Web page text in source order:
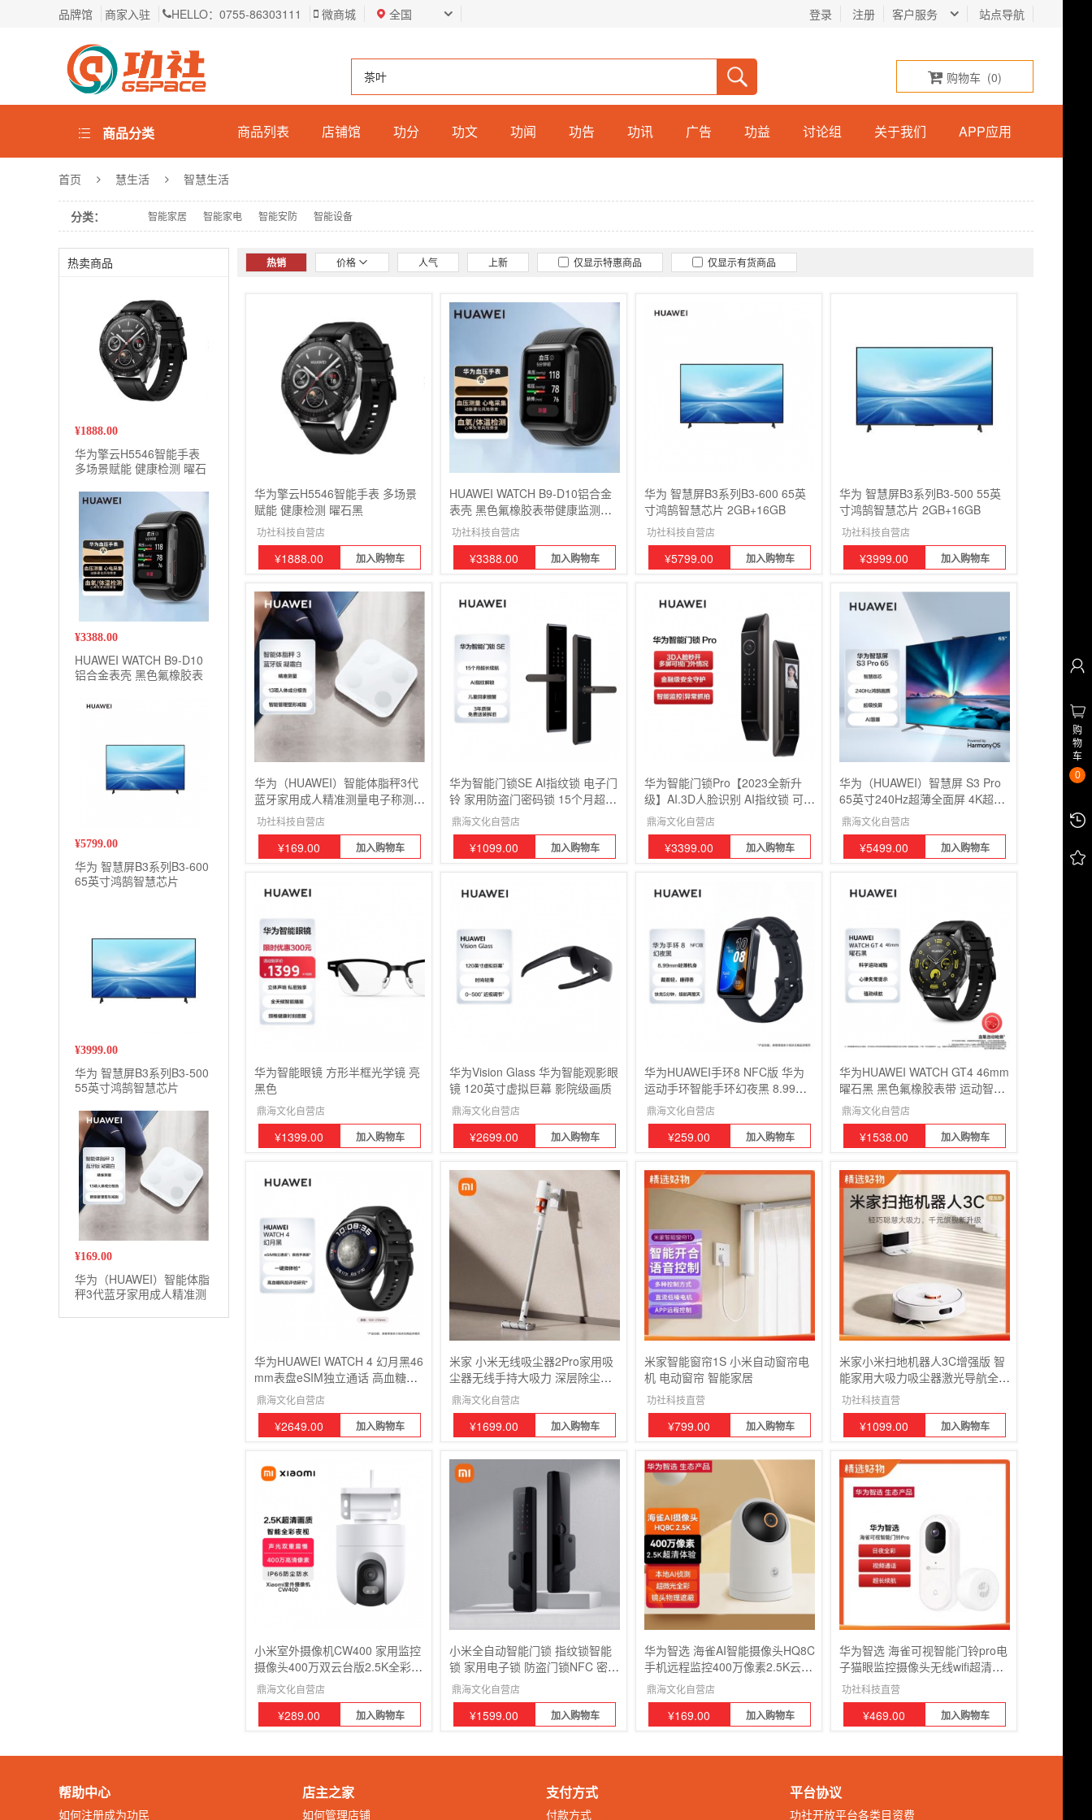
品牌馆 商家入驻 HELLO：0755-86303111 微商城 全国 客户服务 站点导航
登录 注册
购物车 (0)
商品列表 店铺馆 功分 功文 功闻 功告 功讯 广告 功益 讨论组 关于我们 APP应用
商品分类
首页 慧生活 智慧生活
分类： 智能家居 智能家电 智能安防 智能设备
热卖商品
¥1888.00
华为擎云H5546智能手表
多场景赋能 健康检测 曜石
¥3388.00
HUAWEI WATCH B9-D10
铝合金表壳 黑色氟橡胶表
¥5799.00
华为 智慧屏B3系列B3-600
65英寸鸿鹄智慧芯片
¥3999.00
华为 智慧屏B3系列B3-500
55英寸鸿鹄智慧芯片
¥169.00
华为（HUAWEI）智能体脂
秤3代蓝牙家用成人精准测
热销 价格 人气 上新 仅显示特惠商品 仅显示有货商品
华为擎云H5546智能手表 多场景
赋能 健康检测 曜石黑
功社科技自营店
¥1888.00 加入购物车
HUAWEI WATCH B9-D10铝合金
表壳 黑色氟橡胶表带健康监测手
表
功社科技自营店
¥3388.00 加入购物车
华为 智慧屏B3系列B3-600 65英
寸鸿鹄智慧芯片 2GB+16GB
功社科技自营店
¥5799.00 加入购物车
华为 智慧屏B3系列B3-500 55英
寸鸿鹄智慧芯片 2GB+16GB
功社科技自营店
¥3999.00 加入购物车
华为（HUAWEI）智能体脂秤3代
蓝牙家用成人精准测量电子称测脂
肪体重
功社科技自营店
¥169.00 加入购物车
华为智能门锁SE AI指纹锁 电子门
铃 家用防盗门密码锁 15个月超长
续航 NFC电子锁
鼎海文化自营店
¥1099.00 加入购物车
华为智能门锁Pro【2023全新升
级】AI.3D人脸识别 AI指纹锁 可视
猫眼 电子锁
鼎海文化自营店
¥3399.00 加入购物车
华为（HUAWEI）智慧屏 S3 Pro
65英寸240Hz超薄全面屏 4K超高
清智能液晶护眼电视机
鼎海文化自营店
¥5499.00 加入购物车
华为智能眼镜 方形半框光学镜 亮
黑色
鼎海文化自营店
¥1399.00 加入购物车
华为Vision Glass 华为智能观影眼
镜 120英寸虚拟巨幕 影院级画质
鼎海文化自营店
¥2699.00 加入购物车
华为HUAWEI手环8 NFC版 华为
运动手环智能手环幻夜黑 8.99毫
米薄设计 心率血氧睡眠监测
鼎海文化自营店
¥259.00 加入购物车
华为HUAWEI WATCH GT4 46mm
曜石黑 黑色氟橡胶表带 运动智能
手表男女血氧心率监测
鼎海文化自营店
¥1538.00 加入购物车
华为HUAWEI WATCH 4 幻月黑46
mm表盘eSIM独立通话 高血糖风
险评估研究运动智能手表
鼎海文化自营店
¥2649.00 加入购物车
米家 小米无线吸尘器2Pro家用吸
尘器无线手持大吸力 深层除尘除
螨吸拖一体多功能弯折管70分钟
长续航
鼎海文化自营店
¥1699.00 加入购物车
米家智能窗帘1S 小米自动窗帘电
机 电动窗帘 智能家居
功社科技直营
¥799.00 加入购物车
米家小米扫地机器人3C增强版 智
能家用大吸力吸尘器激光导航全自
动扫拖一体机
功社科技直营
¥1099.00 加入购物车
小米室外摄像机CW400 家用监控
摄像头400万双云台版2.5K全彩夜
视AI人形侦测声光警报防尘防水
鼎海文化自营店
¥289.00 加入购物车
小米全自动智能门锁 指纹锁智能
锁 家用电子锁 防盗门锁NFC 密码
锁黑色
鼎海文化自营店
¥1599.00 加入购物车
华为智选 海雀AI智能摄像头HQ8C
手机远程监控400万像素2.5K云台
超微光全彩夜视全景家用
鼎海文化自营店
¥169.00 加入购物车
华为智选 海雀可视智能门铃pro电
子猫眼监控摄像头无线wifi超清夜
视家用摄像访客识别视频通话
功社科技直营
¥469.00 加入购物车
购
物
车
0
帮助中心
如何注册成为功民
店主之家
如何管理店铺
支付方式
付款方式
平台协议
功社开放平台各类目资费